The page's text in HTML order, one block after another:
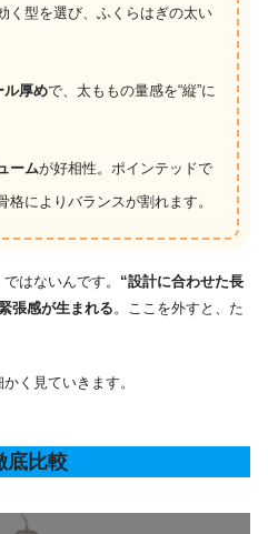
く型を選び、ふくらはぎの太い
ル厚めで、太ももの量感を“縦”に
ームが好相性。ポインテッドで
によりバランスが割れます。
はないんです。 “設計に合わせた長
張感が生まれる。ここを外すと、た
く見ていきます。
底比較